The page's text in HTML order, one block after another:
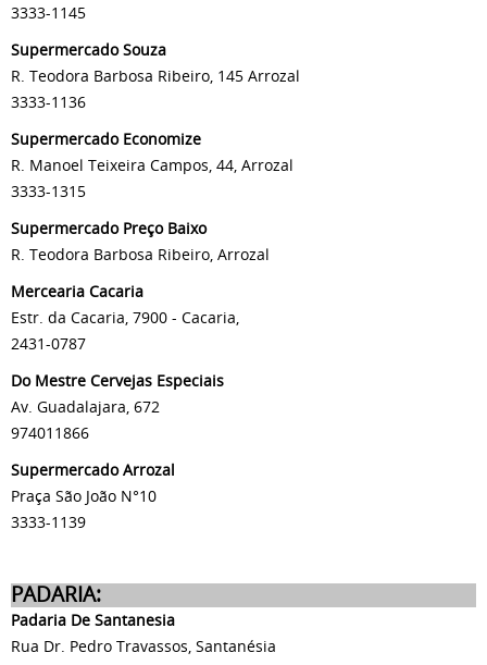
3333-1145
Supermercado Souza
R. Teodora Barbosa Ribeiro, 145 Arrozal
3333-1136
Supermercado Economize
R. Manoel Teixeira Campos, 44, Arrozal
3333-1315
Supermercado Preço Baixo
R. Teodora Barbosa Ribeiro, Arrozal
Mercearia Cacaria
Estr. da Cacaria, 7900 - Cacaria,
2431-0787
Do Mestre Cervejas Especiais
Av. Guadalajara, 672
974011866
Supermercado Arrozal
Praça São João N°10
3333-1139
PADARIA:
Padaria De Santanesia
Rua Dr. Pedro Travassos, Santanésia